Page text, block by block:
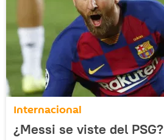
Internacional
¿Messi se viste del PSG?